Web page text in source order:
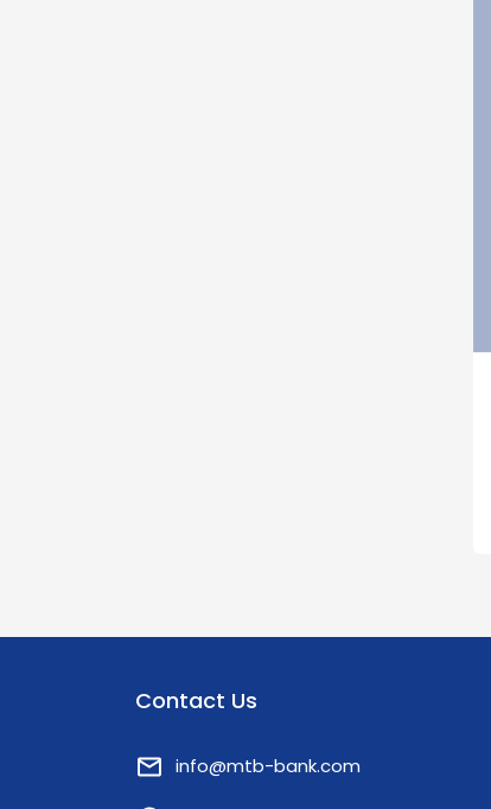
Contact Us
info@mtb-bank.com